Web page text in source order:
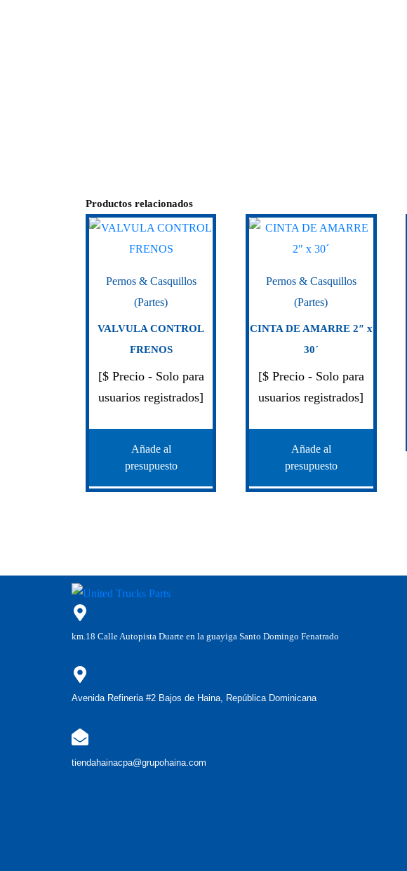
Productos relacionados
Pernos & Casquillos
(Partes)
VALVULA CONTROL
FRENOS
[$ Precio - Solo para
usuarios registrados]
Añade al
presupuesto
Pernos & Casquillos
(Partes)
CINTA DE AMARRE 2″ x
30´
[$ Precio - Solo para
usuarios registrados]
Añade al
presupuesto
km.18 Calle Autopista Duarte en la guayiga Santo Domingo Fenatrado
Avenida Refineria #2 Bajos de Haina, República Dominicana
tiendahainacpa@grupohaina.com